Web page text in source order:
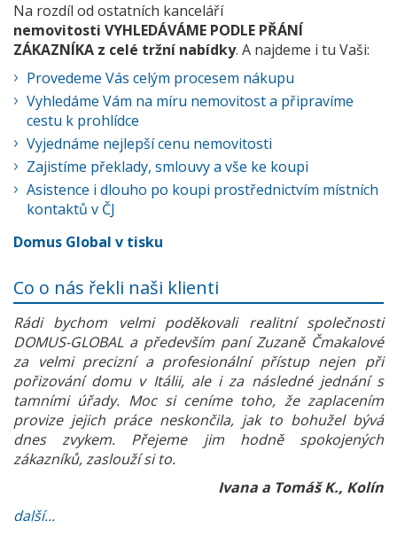
Na rozdíl od ostatních kanceláří
nemovitosti VYHLEDÁVÁME PODLE PŘÁNÍ
ZÁKAZNÍKA z celé tržní nabídky. A najdeme i tu Vaši:
Provedeme Vás celým procesem nákupu
Vyhledáme Vám na míru nemovitost a připravíme
cestu k prohlídce
Vyjednáme nejlepší cenu nemovitosti
Zajistíme překlady, smlouvy a vše ke koupi
Asistence i dlouho po koupi prostřednictvím místních
kontaktů v ČJ
Domus Global v tisku
Co o nás řekli naši klienti
Rádi bychom velmi poděkovali realitní společnosti
DOMUS-GLOBAL a především paní Zuzaně Čmakalové
za velmi precizní a profesionální přístup nejen při
pořizování domu v Itálii, ale i za následné jednání s
tamními úřady. Moc si ceníme toho, že zaplacením
provize jejich práce neskončila, jak to bohužel bývá
dnes zvykem. Přejeme jim hodně spokojených
zákazníků, zaslouží si to.
Ivana a Tomáš K., Kolín
další...